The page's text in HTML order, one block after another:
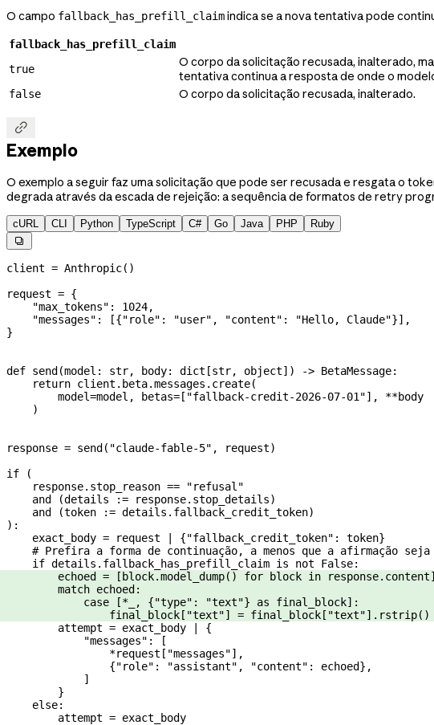
O campo fallback_has_prefill_claimindica se a nova tentativa pode
fallback_has_prefill_claim
true O corpo da solicitação recusada, inalterado,
tentativa continua a resposta de onde o
false O corpo da solicitação recusada, inalterado.

Exemplo
O exemplo a seguir faz uma solicitação que pode ser recusada e resgata o
degrada através da escada de rejeição: a sequência de formatos de retry
cURL CLI Python TypeScript C# Go Java PHP Ruby

client = Anthropic()
request = {
    "max_tokens"
: 1024,
    "messages"
: [{"role" : "user" , "content" : "Hello, Claude"}],
}
def send(model : str, body: dict[str, object]) -> BetaMessage:
    return
client.beta.messages.create(
        model
=model, betas=[ "fallback-credit-2026-07-01"], **body
    )
response = send( "claude-fable-5" , request)
if (
    response.stop_reason
== "refusal"
    and
(details := response.stop_details)
    and
(token := details.fallback_credit_token)
):
    exact_body
= request | {"fallback_credit_token" : token}
# Prefira a forma de continuação, a menos que a afirmação seja
    if
details.fallback_has_prefill_claim is not False:
        echoed
= [block.model_dump() for block in response.content]
        match
echoed:
            case
[* _, {"type" : "text"} as final_block]:
                final_block[
"text"] = final_block[ "text"].rstrip()
        attempt
= exact_body |
{
            "messages"
: [
                *
request[ "messages"],
                {
"role" : "assistant" , "content" : echoed},
            ]
        }
    else
:
        attempt
= exact_body